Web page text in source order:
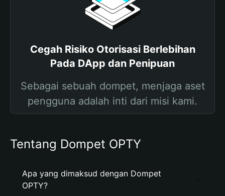
Cegah Risiko Otorisasi Berlebihan
Pada DApp dan Penipuan
Sebagai sebuah dompet, menjaga aset
pengguna adalah inti dari misi kami.
Tentang Dompet OPTY
Apa yang dimaksud dengan Dompet
OPTY?